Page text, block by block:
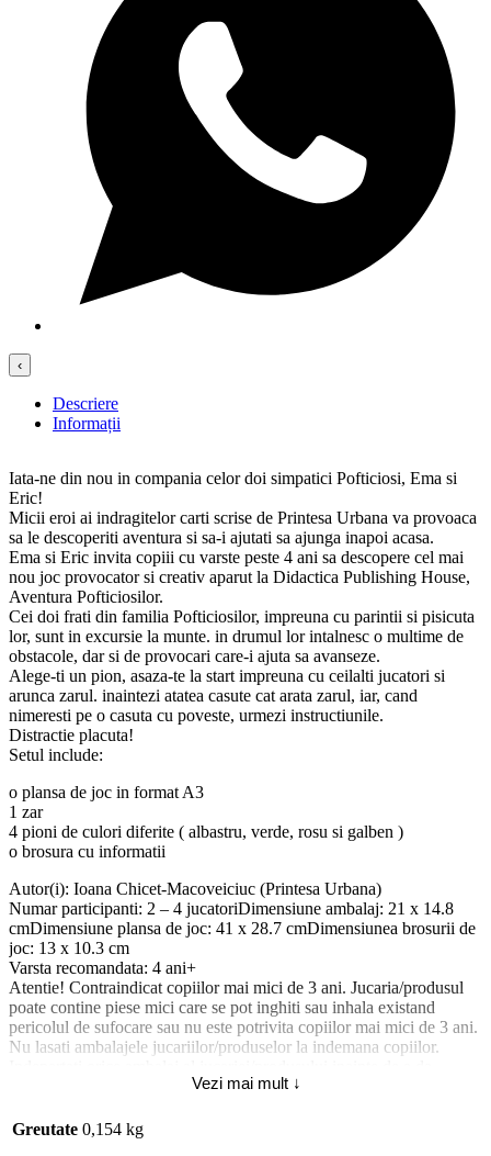
‹
Descriere
Informații
Iata-ne din nou in compania celor doi simpatici Pofticiosi, Ema si
Eric!
Micii eroi ai indragitelor carti scrise de Printesa Urbana va provoaca
sa le descoperiti aventura si sa-i ajutati sa ajunga inapoi acasa.
Ema si Eric invita copiii cu varste peste 4 ani sa descopere cel mai
nou joc provocator si creativ aparut la Didactica Publishing House,
Aventura Pofticiosilor.
Cei doi frati din familia Pofticiosilor, impreuna cu parintii si pisicuta
lor, sunt in excursie la munte. in drumul lor intalnesc o multime de
obstacole, dar si de provocari care-i ajuta sa avanseze.
Alege-ti un pion, asaza-te la start impreuna cu ceilalti jucatori si
arunca zarul. inaintezi atatea casute cat arata zarul, iar, cand
nimeresti pe o casuta cu poveste, urmezi instructiunile.
Distractie placuta!
Setul include:
o plansa de joc in format A3
1 zar
4 pioni de culori diferite ( albastru, verde, rosu si galben )
o brosura cu informatii
Autor(i): Ioana Chicet-Macoveiciuc (Printesa Urbana)
Numar participanti: 2 – 4 jucatoriDimensiune ambalaj: 21 x 14.8
cmDimensiune plansa de joc: 41 x 28.7 cmDimensiunea brosurii de
joc: 13 x 10.3 cm
Varsta recomandata: 4 ani+
Atentie! Contraindicat copiilor mai mici de 3 ani. Jucaria/produsul
poate contine piese mici care se pot inghiti sau inhala existand
pericolul de sufocare sau nu este potrivita copiilor mai mici de 3 ani.
Nu lasati ambalajele jucariilor/produselor la indemana copiilor.
jucaria/produsul copilului. Va rugam sa supravegheati copilul in timp
pentru referinte viitoare. Pastrati jucaria/produsul departe de foc,
Vezi mai mult ↓
Greutate 0,154 kg